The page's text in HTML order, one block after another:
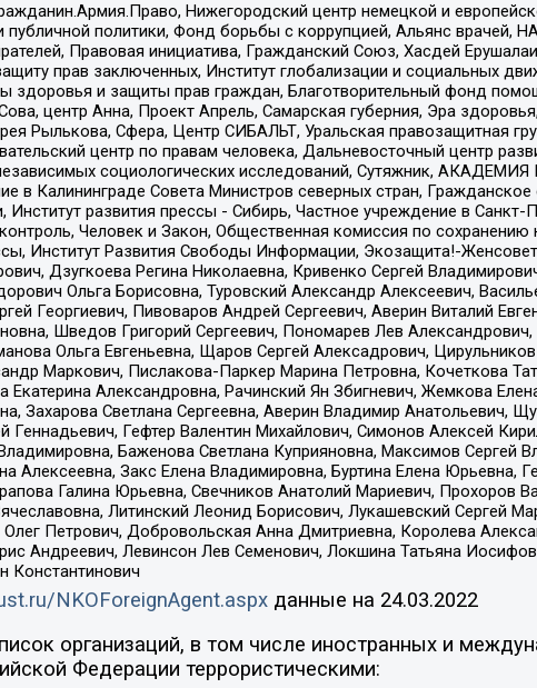
Нижегородский центр немецкой и
публичной политики, Фонд борьбы с коррупцией, Альянс
Правовая инициатива, Гражданский Союз, Хасдей
прав заключенных, Институт глобализации и социальных
здоровья и защиты прав граждан, Благотворительный фонд
центр Анна, Проект Апрель, Самарская губерния, Эра
Рылькова, Сфера, Центр СИБАЛЬТ, Уральская правозащитная
центр по правам человека, Дальневосточный центр
социологических исследований, Сутяжник,
в Калининграде Совета Министров северных стран,
развития прессы - Сибирь, Частное учреждение в
Человек и Закон, Общественная комиссия по
Институт Развития Свободы Информации, Экозащита!-
Дзугкоева Регина Николаевна, Кривенко Сергей
Ольга Борисовна, Туровский Александр Алексеевич,
Георгиевич, Пивоваров Андрей Сергеевич, Аверин Виталий
Шведов Григорий Сергеевич, Пономарев Лев
Ольга Евгеньевна, Щаров Сергей Алексадрович,
Маркович, Пислакова-Паркер Марина Петровна, Кочеткова
Екатерина Александровна, Рачинский Ян Збигневич, Жемкова
Захарова Светлана Сергеевна, Аверин Владимир Анатольевич,
Гефтер Валентин Михайлович, Симонов Алексей
Баженова Светлана Куприяновна, Максимов Сергей
Алексеевна, Закс Елена Владимировна, Буртина Елена
Галина Юрьевна, Свечников Анатолий Мариевич, Прохоров
Литинский Леонид Борисович, Лукашевский Сергей
Петрович, Добровольская Анна Дмитриевна, Королева
Андреевич, Левинсон Лев Семенович, Локшина Татьяна
Константинович
NKOForeignAgent.aspxданные на 24.03.2022
организаций, в том числе иностранных и
Федерации террористическими: